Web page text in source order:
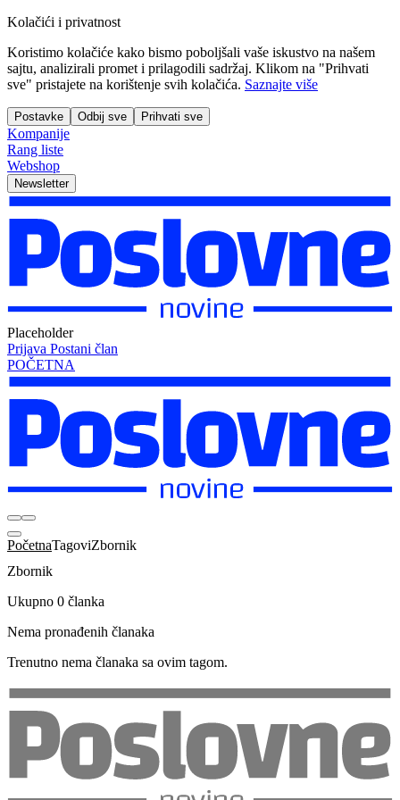
Kolačići i privatnost
Koristimo kolačiće kako bismo poboljšali vaše iskustvo na našem
sajtu, analizirali promet i prilagodili sadržaj. Klikom na "Prihvati
sve" pristajete na korištenje svih kolačića. Saznajte više
Postavke Odbij sve Prihvati sve
Kompanije
Rang liste
Webshop
Newsletter
Placeholder
Prijava Postani član
POČETNA
PočetnaTagoviZbornik
Zbornik
Ukupno 0 članka
Nema pronađenih članaka
Trenutno nema članaka sa ovim tagom.